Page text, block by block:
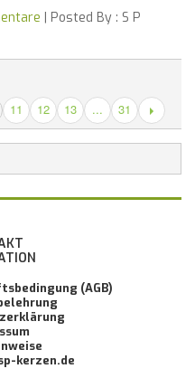
| Posted By : S P
11 12 13 ... 31
(AGB)
kerzen.de